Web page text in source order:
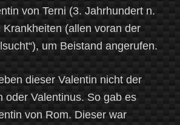
von Terni (3. Jahrhundert n.
Krankheiten (allen voran der
um Beistand angerufen.
dieser Valentin nicht der
oder Valentinus. So gab es
von Rom. Dieser war